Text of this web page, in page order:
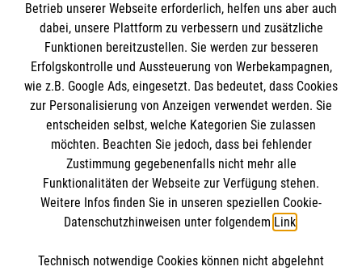
IBAN: DE10 3706 0120 1201 2000 12
BIC: GENODED 1PA7
Newsletter abonnieren
Cookies verwalten|AGB|Impressum|Datenschutz
Betrieb unserer Webseite erforderlich, helfen uns aber auch
dabei, unsere Plattform zu verbessern und zusätzliche
Funktionen bereitzustellen. Sie werden zur besseren
Erfolgskontrolle und Aussteuerung von Werbekampagnen,
wie z.B. Google Ads, eingesetzt. Das bedeutet, dass Cookies
zur Personalisierung von Anzeigen verwendet werden. Sie
entscheiden selbst, welche Kategorien Sie zulassen
möchten. Beachten Sie jedoch, dass bei fehlender
Zustimmung gegebenenfalls nicht mehr alle
Funktionalitäten der Webseite zur Verfügung stehen.
Weitere Infos finden Sie in unseren speziellen Cookie-
Datenschutzhinweisen unter folgendem Link.
Technisch notwendige Cookies können nicht abgelehnt